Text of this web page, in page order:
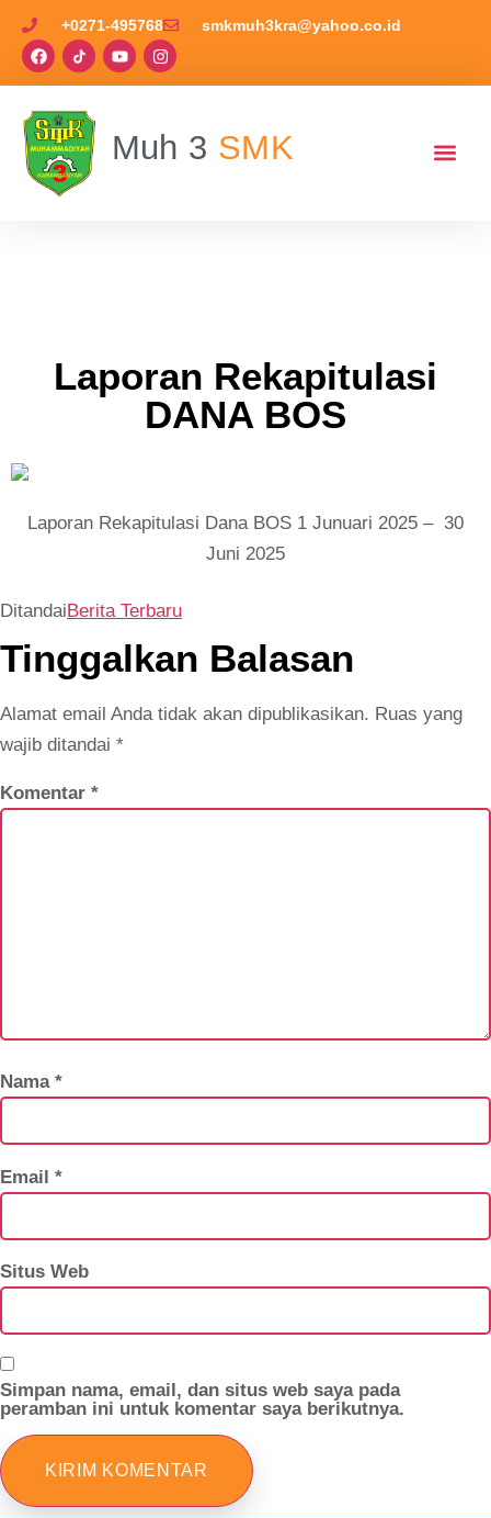
+0271-495768 smkmuh3kra@yahoo.co.id
Muh 3 SMK
Laporan Rekapitulasi
DANA BOS
Laporan Rekapitulasi Dana BOS 1 Junuari 2025 – 30
Juni 2025
Ditandai Berita Terbaru
Tinggalkan Balasan
Alamat email Anda tidak akan dipublikasikan. Ruas yang
wajib ditandai *
Komentar *
Nama *
Email *
Situs Web
Simpan nama, email, dan situs web saya pada
peramban ini untuk komentar saya berikutnya.